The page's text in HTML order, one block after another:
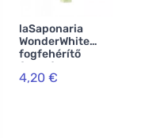
laSaponaria
WonderWhite
fogfehérítő
fogkrém - menta
és aktív szén BIO
4,20 €